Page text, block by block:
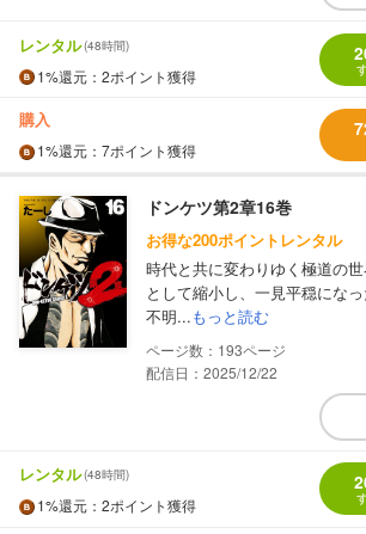
レンタル(48時間)
1%還元 ：2ポイント獲得
購入
1%還元 ：7ポイント獲得
ドンケツ第2章16巻
お得な200ポイントレンタル
時代と共に変わりゆく極道の
として縮小し、一見平穏にな
不明...もっと読む
193
配信日：2025/12/22
レンタル(48時間)
1%還元 ：2ポイント獲得